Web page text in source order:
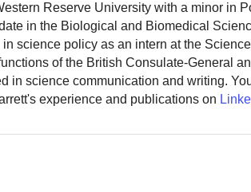
Reserve University with a minor in
in the Biological and Biomedical
science policy as an intern at the
of the British Consulate-General
in science communication and writing.
experience and publications on